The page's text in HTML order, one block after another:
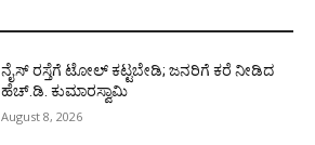
ನೈಸ್ ರಸ್ತೆಗೆ ಟೋಲ್ ಕಟ್ಟಬೇಡಿ; ಜನರಿಗೆ ಕರೆ ನೀಡಿದ
ಹೆಚ್.ಡಿ. ಕುಮಾರಸ್ವಾಮಿ
August 8, 2026